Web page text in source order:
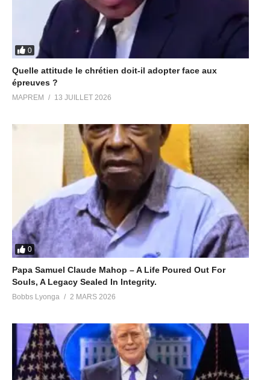
0
Quelle attitude le chrétien doit-il adopter face aux
épreuves ?
MAPREM 13 JUILLET 2026
0
Papa Samuel Claude Mahop – A Life Poured Out For
Souls, A Legacy Sealed In Integrity.
Bobbs Lyonga 2 MARS 2026